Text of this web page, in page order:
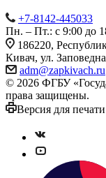
+7-8142-445033
Пн. – Пт.: с 9:00 до
186220,
Кивач, ул.
adm@zapkivach.ru
© 2026 ФГБУ
права защищены.
Версия для печати